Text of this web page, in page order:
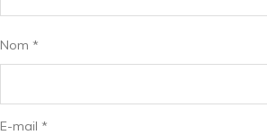
Nom *
E-mail *